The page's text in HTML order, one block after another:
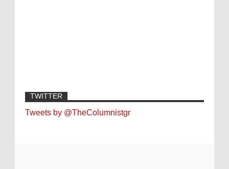
TWITTER
Tweets by @TheColumnistgr